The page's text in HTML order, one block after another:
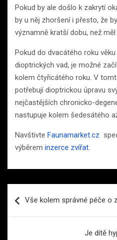
Pokud by ale došlo k zakrytí
by u něj zhoršení i přesto, že
významně kratší dobu, než měl
Pokud do dvacátého roku
dioptrických vad, je možné
kolem čtyřicátého roku. V
potřebují dioptrickou úpravu
nejčastějších chronicko-
nastupuje kolem šedesátého
Navštivte Faunamarket.cz
výběrem inzerce zvířat
pro
Vše kolem správné péče o
Je dítě